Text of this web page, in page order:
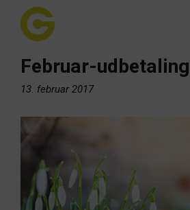
Februar-
13. februar 2017